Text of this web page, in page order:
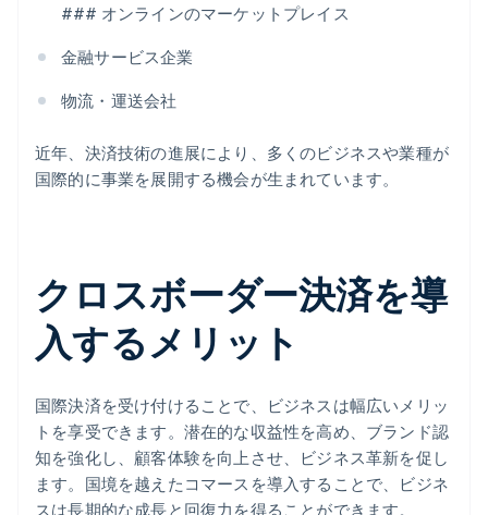
### オンラインのマーケットプレイス
金融サービス企業
物流・運送会社
近年、決済技術の進展により、多くのビジネスや業種が
国際的に事業を展開する機会が生まれています。
クロスボーダー決済を導
入するメリット
国際決済を受け付けることで、ビジネスは幅広いメリッ
トを享受できます。潜在的な収益性を高め、ブランド認
知を強化し、顧客体験を向上させ、ビジネス革新を促し
ます。国境を越えたコマースを導入することで、ビジネ
スは長期的な成長と回復力を得ることができます。